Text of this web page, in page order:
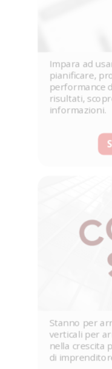
Impara ad
pianificare,
performance
risultati,
informazioni.
Stanno per
verticali per
nella crescita
di